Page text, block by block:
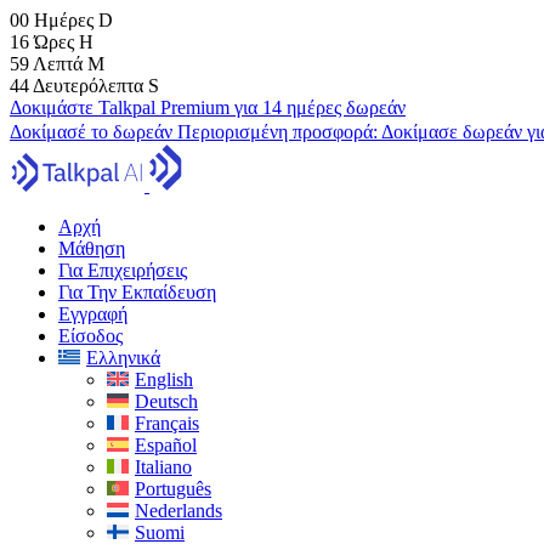
00 Ημέρες D
16 Ώρες H
59 Λεπτά M
43 Δευτερόλεπτα S
Δοκιμάστε Talkpal Premium για 14 ημέρες δωρεάν
Δοκίμασέ το δωρεάν Περιορισμένη προσφορά: Δοκίμασε δωρεάν
Αρχή
Μάθηση
Για Επιχειρήσεις
Για Την Εκπαίδευση
Εγγραφή
Είσοδος
Ελληνικά
English
Deutsch
Français
Español
Italiano
Português
Nederlands
Suomi